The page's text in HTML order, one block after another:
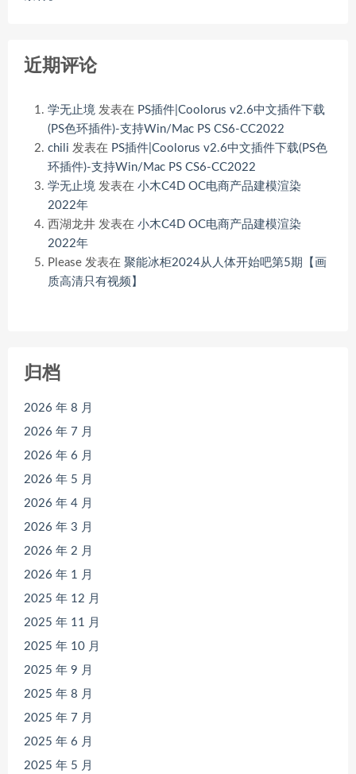
近期评论
学无止境 发表在 PS插件|Coolorus v2.6中文插件下载
(PS色环插件)-支持Win/Mac PS CS6-CC2022
chili 发表在 PS插件|Coolorus v2.6中文插件下载(PS色
环插件)-支持Win/Mac PS CS6-CC2022
学无止境 发表在 小木C4D OC电商产品建模渲染
2022年
西湖龙井 发表在 小木C4D OC电商产品建模渲染
2022年
Please 发表在 聚能冰柜2024从人体开始吧第5期【画
质高清只有视频】
归档
2026 年 8 月
2026 年 7 月
2026 年 6 月
2026 年 5 月
2026 年 4 月
2026 年 3 月
2026 年 2 月
2026 年 1 月
2025 年 12 月
2025 年 11 月
2025 年 10 月
2025 年 9 月
2025 年 8 月
2025 年 7 月
2025 年 6 月
2025 年 5 月